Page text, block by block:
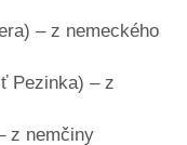
– z nemeckého
Pezinka) – z
z nemčiny